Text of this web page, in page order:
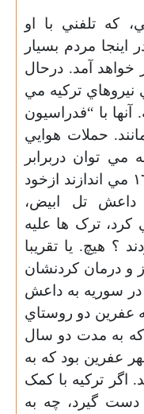
که تلفني با او
مردم بسيار
خواهد آمد. درحال
ترکيه مي
با “فدراسيون
حملات هوايي
توان دربرابر
بمب هايي که هواپيماهاي اف ١٦ مي اندازند ازخود
تل ابيض،
کرد، ترک ها عليه
؟ هيچ. يا تقريبا
و درمان کردنشان
در سوريه به داعش
عفرين دو روستاي
که به مدت دو سال
عفرين بود که به
اگر ترکيه با کمک
دست گيرد، چه به